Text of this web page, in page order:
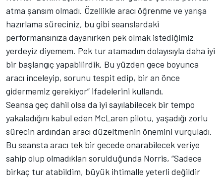
atma şansım olmadı. Özellikle aracı öğrenme ve yarışa
hazırlama süreciniz, bu gibi seanslardaki
performansınıza dayanırken pek olmak istediğimiz
yerdeyiz diyemem. Pek tur atamadım dolayısıyla daha iyi
bir başlangıç yapabilirdik. Bu yüzden gece boyunca
aracı inceleyip, sorunu tespit edip, bir an önce
gidermemiz gerekiyor” ifadelerini kullandı.
Seansa geç dahil olsa da iyi sayılabilecek bir tempo
yakaladığını kabul eden McLaren pilotu, yaşadığı zorlu
sürecin ardından aracı düzeltmenin önemini vurguladı.
Bu seansta aracı tek bir gecede onarabilecek veriye
sahip olup olmadıkları sorulduğunda Norris, “Sadece
birkaç tur atabildim, büyük ihtimalle yeterli değildir